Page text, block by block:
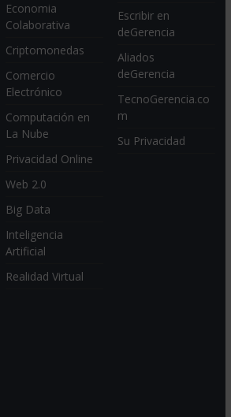
Economia
Colaborativa
Criptomonedas
Comercio
Electrónico
Computación en
La Nube
Privacidad Online
Web 2.0
Big Data
Inteligencia
Artificial
Realidad Virtual
Escribir en
deGerencia
Aliados
deGerencia
TecnoGerencia.co
m
Su Privacidad